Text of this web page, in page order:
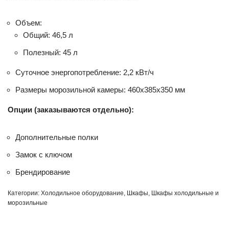
Объем:
Общий: 46,5 л
Полезный: 45 л
Суточное энергопотребление: 2,2 кВт/ч
Размеры морозильной камеры: 460x385x350 мм
Опции (заказываются отдельно):
Дополнительные полки
Замок с ключом
Брендирование
Категории: Холодильное оборудование, Шкафы, Шкафы холодильные и
морозильные